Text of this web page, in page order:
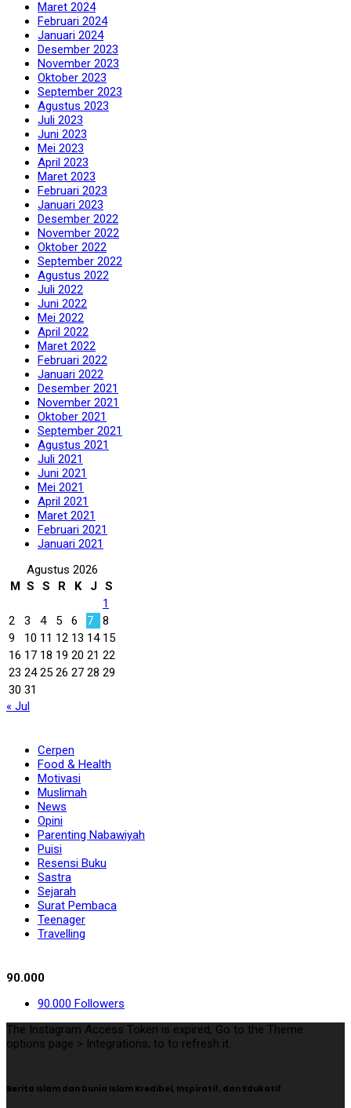
Maret 2024
Februari 2024
Januari 2024
Desember 2023
November 2023
Oktober 2023
September 2023
Agustus 2023
Juli 2023
Juni 2023
Mei 2023
April 2023
Maret 2023
Februari 2023
Januari 2023
Desember 2022
November 2022
Oktober 2022
September 2022
Agustus 2022
Juli 2022
Juni 2022
Mei 2022
April 2022
Maret 2022
Februari 2022
Januari 2022
Desember 2021
November 2021
Oktober 2021
September 2021
Agustus 2021
Juli 2021
Juni 2021
Mei 2021
April 2021
Maret 2021
Februari 2021
Januari 2021
Agustus 2026
M S S R K J S
1
2
3 4 5 6 7
8
9
10 11 12 13 14 15
16 17 18 19 20 21 22
23 24 25 26 27 28 29
30 31
« Jul
Cerpen
Food & Health
Motivasi
Muslimah
News
Opini
Parenting Nabawiyah
Puisi
Resensi Buku
Sastra
Sejarah
Surat Pembaca
Teenager
Travelling
90.000
90.000 Followers
The Instagram Access Token is expired, Go to the Theme
options page > Integrations, to to refresh it.
Berita Islam dan Dunia Islam Kredibel, Inspiratif, dan Edukatif